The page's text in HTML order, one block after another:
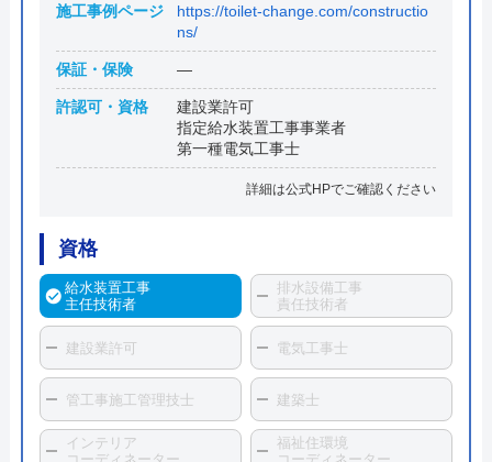
施工事例ページ
https://toilet-change.com/constructio
ns/
保証・保険 ―
許認可・資格
建設業許可
指定給水装置工事事業者
第一種電気工事士
詳細は公式HPでご確認ください
資格
給水装置工事
主任技術者
排水設備工事
責任技術者
建設業許可 電気工事士
管工事施工管理技士 建築士
インテリア
福祉住環境